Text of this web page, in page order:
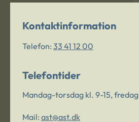
Kontaktinformation
Telefon: 33 41 12 00
Telefontider
Mandag-torsdag kl. 9-15, fredag
Mail: ast@ast.dk